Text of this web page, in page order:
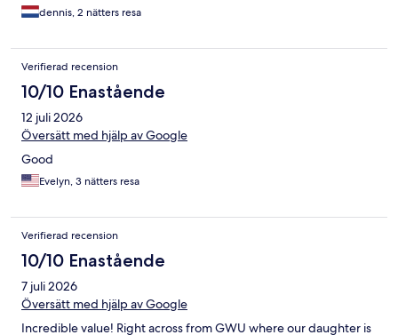
dennis, 2 nätters resa
Verifierad recension
10/10 Enastående
12 juli 2026
Översätt med hjälp av Google
Good
Evelyn, 3 nätters resa
Verifierad recension
10/10 Enastående
7 juli 2026
Översätt med hjälp av Google
Incredible value! Right across from GWU where our daughter is